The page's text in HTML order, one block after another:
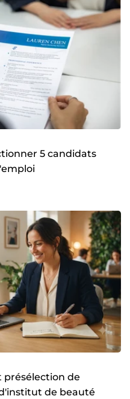
5 candidats
présélection de
de beauté